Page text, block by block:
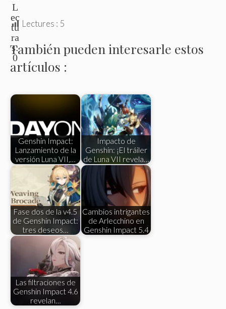
L
ec
tu
ra
s:
0
Lectures : 5
También pueden interesarle estos
artículos :
Genshin Impact:
Lanzamiento de la
versión Luna VII,…
Impacto de
Genshin: ¡El tráiler
de Luna VII revela…
Fase dos de la v4.5
de Genshin Impact:
tres deseos…
Cambios intrigantes
de Arlecchino en
Genshin Impact 5.4
Las filtraciones de
Genshin Impact 4.6
revelan…